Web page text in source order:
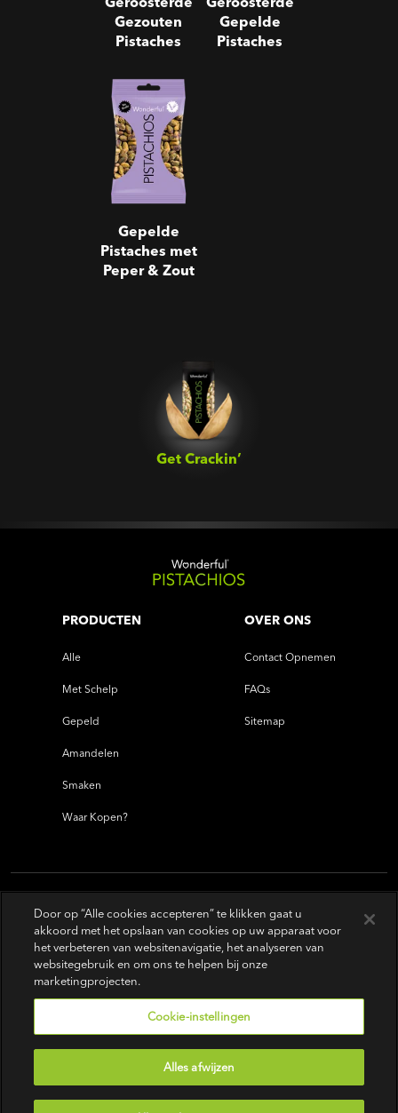
Gezouten
Pistaches
Gepelde
Pistaches
Gepelde
Pistaches met
Peper & Zout
Gepelde
Pistaches met
Peper & Zout
Get Crackin’‎
PRODUCTEN
Alle
Met Schelp
Gepeld
Amandelen
Smaken
Waar Kopen?
OVER ONS
Contact Opnemen
FAQs
Sitemap
Gebruiksvoorwaarden | Privacybeleid
Do Not Sell or Share My Personal Information
Door op “Alle cookies accepteren” te klikken gaat u
akkoord met het opslaan van cookies op uw apparaat voor
het verbeteren van websitenavigatie, het analyseren van
websitegebruik en om ons te helpen bij onze
marketingprojecten.
Cookie-instellingen
Alles afwijzen